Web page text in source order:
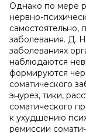
Однако по мере
нервно-
самостоятельно,
заболевания. Д.
заболеваниях
наблюдаются
формируются
соматического
энурез, тики,
соматического
к ухудшению
ремиссии